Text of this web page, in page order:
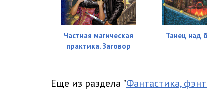
23_Малиновская Елена - Сны и явь
24_Малиновская Елена - Сны и явь
Частная магическая
практика. Заговор
Танец над
Еще из раздела "Фантастика,